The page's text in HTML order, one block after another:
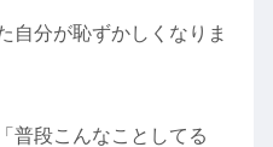
自分が恥ずかしくなりま
普段こんなことしてる